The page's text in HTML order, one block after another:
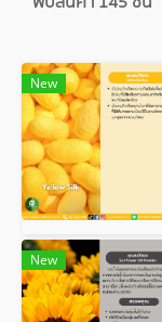
New
New